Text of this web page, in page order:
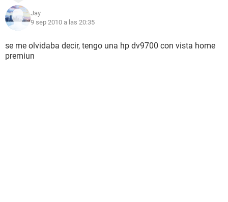
Jay
9 sep 2010 a las 20:35
se me olvidaba decir, tengo una hp dv9700 con vista home
premiun